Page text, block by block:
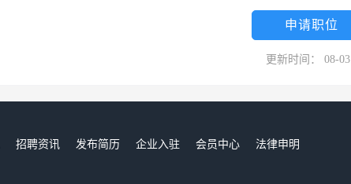
申请职位
更新时间： 08-03
招聘资讯 发布简历 企业入驻 会员中心
法律申明